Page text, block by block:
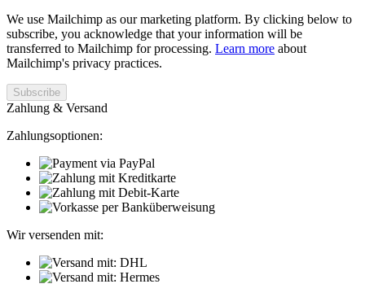
We use Mailchimp as our marketing platform. By clicking below to
subscribe, you acknowledge that your information will be
transferred to Mailchimp for processing. Learn more about
Mailchimp's privacy practices.
Zahlung & Versand
Zahlungsoptionen:
Wir versenden mit: